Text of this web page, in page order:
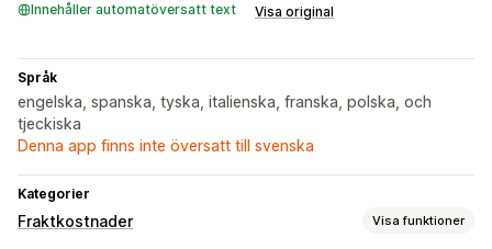
Innehåller automatöversatt text Visa original
Språk
engelska, spanska, tyska, italienska, franska, polska, och
tjeckiska
Denna app finns inte översatt till svenska
Kategorier
Fraktkostnader Visa funktioner